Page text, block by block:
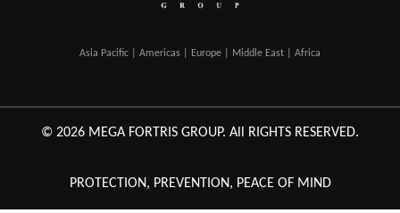
Asia Pacific | Americas | Europe | Middle East | Africa
© 2026 MEGA FORTRIS GROUP. All RIGHTS RESERVED.
PROTECTION, PREVENTION, PEACE OF MIND